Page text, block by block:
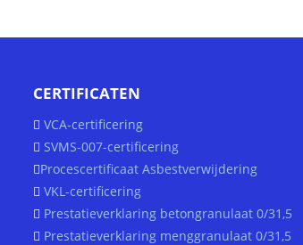
CERTIFICATEN
VCA-certificering
SVMS-007-certificering
Procescertificaat Asbestverwijdering
VKL-certificering
Prestatieverklaring betongranulaat 0/31,5
Prestatieverklaring menggranulaat 0/31,5